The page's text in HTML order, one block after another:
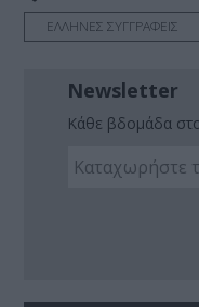
ΕΛΛΗΝΕΣ ΣΥΓΓΡΑΦΕΙΣ
Newsletter
Κάθε βδομάδα στο